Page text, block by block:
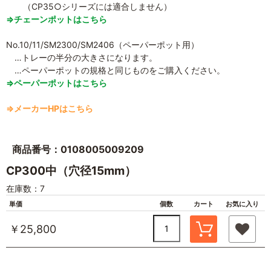
（CP35○シリーズには適合しません）
⇒チェーンポットはこちら
No.10/11/SM2300/SM2406（ペーパーポット用）
…トレーの半分の大きさになります。
…ペーパーポットの規格と同じものをご購入ください。
⇒ペーパーポットはこちら
⇒メーカーHPはこちら
商品番号：0108005009209
CP300中（穴径15mm）
在庫数：7
単価 個数 カート お気に入り
￥25,800